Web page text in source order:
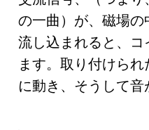
の一曲）が、磁場
流し込まれると、
ます。取り付けら
に動き、そうして音